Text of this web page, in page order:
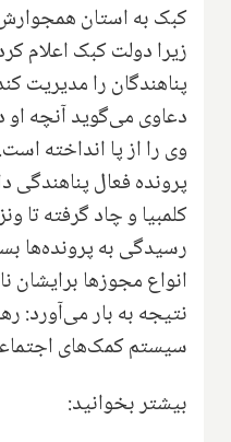
کبک به استان همجوارش
زیرا دولت کبک اعلام
پناهندگان را مدیریت
دعاوی می‌گوید آنچه او
پرونده فعال پناهندگی
کلمبیا و چاد گرفته تا
رسیدگی به پرونده‌ها
انواع مجوزها
نتیجه به بار می‌آورد:
سیستم کمک‌های
بیشتر بخوانید: